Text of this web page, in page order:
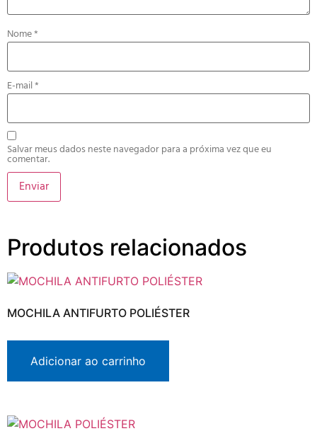
Nome*
E-mail*
Salvar meus dados neste navegador para a próxima vez que eu
comentar.
Produtos relacionados
MOCHILA ANTIFURTO POLIÉSTER
Adicionar ao carrinho